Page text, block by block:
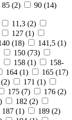
85 (2) 90 (14)
11,3 (2)
127 (1)
(18) 141,5 (1)
150 (73)
158 (1)
158-
164 (1) 165 (17)
2) 171 (1)
175 (7) 176 (2)
) 182 (2)
187 (1) 189 (2)